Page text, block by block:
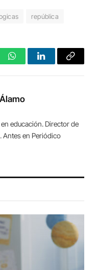
república
WhatsAppLinkedInCopy
educación. Director de
Antes en Periódico